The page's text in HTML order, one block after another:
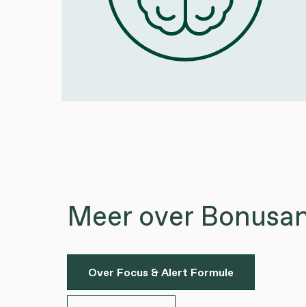
Meer over
Over Focus & Alert Formule